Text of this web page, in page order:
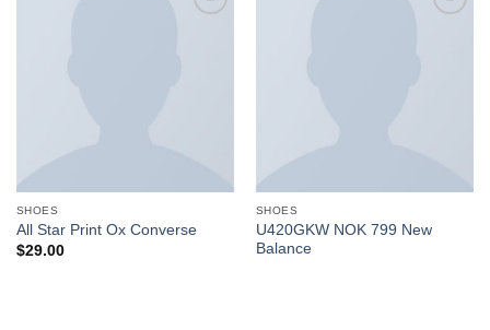
SHOES
All Star Print Ox Converse
$29.00
SHOES
U420GKW NOK 799 New
Balance